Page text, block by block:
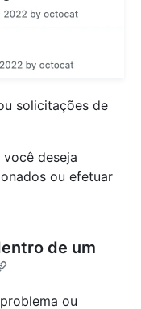
solicitações de
deseja
ou efetuar
de um
ou